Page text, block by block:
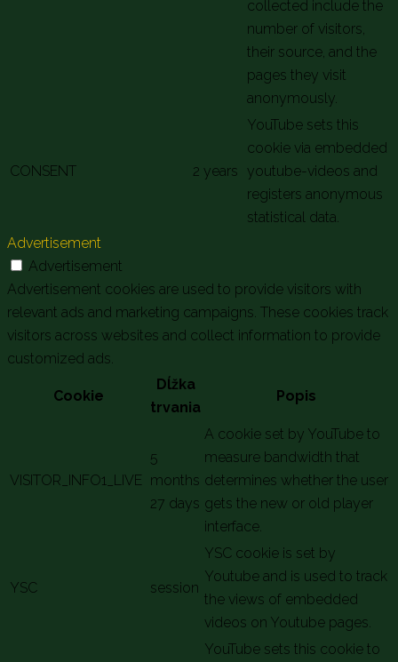
collected include the
number of visitors,
their source, and the
pages they visit
anonymously.
CONSENT 2 years
YouTube sets this
cookie via embedded
youtube-videos and
registers anonymous
statistical data.
Advertisement
Advertisement
Advertisement cookies are used to provide visitors with
relevant ads and marketing campaigns. These cookies track
visitors across websites and collect information to provide
customized ads.
Cookie
Dĺžka
trvania
Popis
VISITOR_INFO1_LIVE
5
months
27 days
A cookie set by YouTube to
measure bandwidth that
determines whether the user
gets the new or old player
interface.
YSC session
YSC cookie is set by
Youtube and is used to track
the views of embedded
videos on Youtube pages.
YouTube sets this cookie to